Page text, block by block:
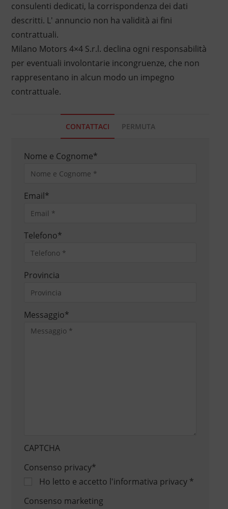
consulenti dedicati, la corrispondenza dei dati
descritti. L' annuncio non ha validità ai fini
contrattuali.
Milano Motors 4×4 S.r.l. declina ogni responsabilità
per eventuali involontarie incongruenze, che non
rappresentano in alcun modo un impegno
contrattuale.
CONTATTACI PERMUTA
Nome e Cognome*
Email*
Telefono*
Provincia
Messaggio*
CAPTCHA
Consenso privacy*
Ho letto e accetto l'informativa privacy*
Consenso marketing